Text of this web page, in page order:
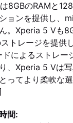
8GBのRAMと
ョンを提供し、
。Xperia 5 Vも
トレージを提供
によるストレー
、Xperia 5 Vは
ってより柔軟な選
間: